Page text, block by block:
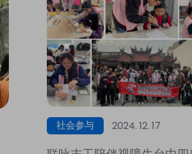
社会参与 2024. 12. 17